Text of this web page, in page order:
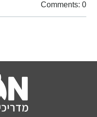
Comments: 0